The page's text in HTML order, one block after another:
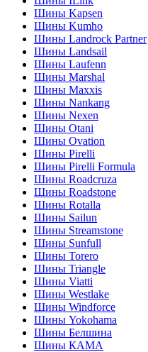
Шины Kapsen
Шины Kumho
Шины Landrock Partner
Шины Landsail
Шины Laufenn
Шины Marshal
Шины Maxxis
Шины Nankang
Шины Nexen
Шины Otani
Шины Ovation
Шины Pirelli
Шины Pirelli Formula
Шины Roadcruza
Шины Roadstone
Шины Rotalla
Шины Sailun
Шины Streamstone
Шины Sunfull
Шины Torero
Шины Triangle
Шины Viatti
Шины Westlake
Шины Windforce
Шины Yokohama
Шины Белшина
Шины КАМА